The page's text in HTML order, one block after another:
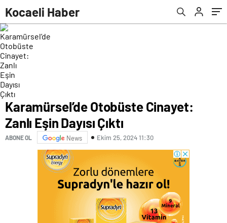
Kocaeli Haber
Karamürsel’de Otobüste Cinayet:
Zanlı Eşin Dayısı Çıktı
ABONE OL News Ekim 25, 2024 11:30